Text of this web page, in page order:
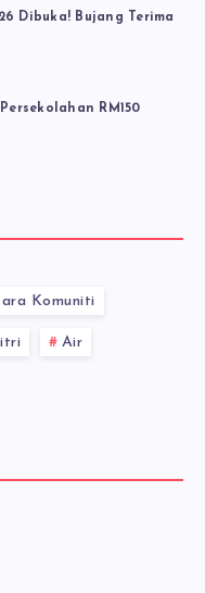
Dibuka! Bujang Terima
RM150
Komuniti
Air